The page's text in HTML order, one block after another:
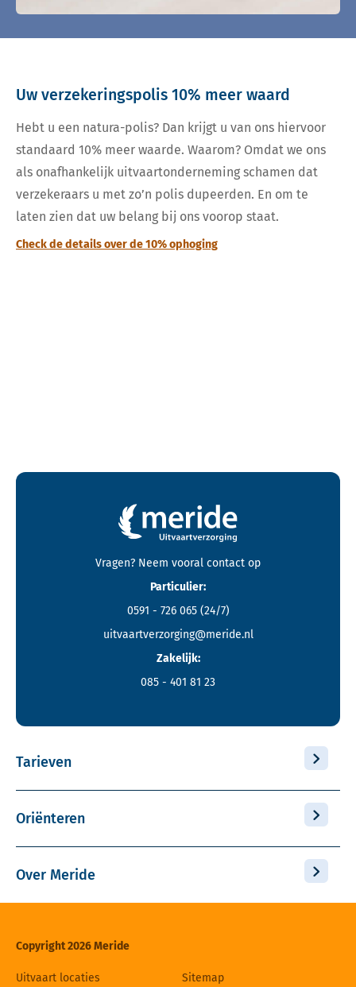
Uw verzekeringspolis 10% meer waard
Hebt u een natura-polis? Dan krijgt u van ons hiervoor
standaard 10% meer waarde. Waarom? Omdat we ons
als onafhankelijk uitvaartonderneming schamen dat
verzekeraars u met zo’n polis dupeerden. En om te
laten zien dat uw belang bij ons voorop staat.
Check de details over de 10% ophoging
Contactgegevens en footer menu van Meride
Vragen? Neem vooral contact op
Particulier:
0591 - 726 065 (24/7)
uitvaartverzorging@meride.nl
Zakelijk:
085 - 401 81 23
Tarieven
Oriënteren
Over Meride
Copyright 2026 Meride
Uitvaart locaties Sitemap